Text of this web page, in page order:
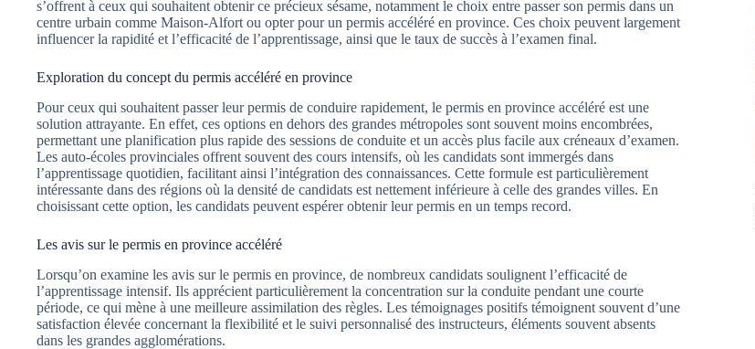
s’offrent à ceux qui souhaitent obtenir ce précieux sésame, notamment le choix entre passer son permis dans un
centre urbain comme Maison-Alfort ou opter pour un permis accéléré en province. Ces choix peuvent largement
influencer la rapidité et l’efficacité de l’apprentissage, ainsi que le taux de succès à l’examen final.
Exploration du concept du permis accéléré en province
Pour ceux qui souhaitent passer leur permis de conduire rapidement, le permis en province accéléré est une
solution attrayante. En effet, ces options en dehors des grandes métropoles sont souvent moins encombrées,
permettant une planification plus rapide des sessions de conduite et un accès plus facile aux créneaux d’examen.
Les auto-écoles provinciales offrent souvent des cours intensifs, où les candidats sont immergés dans
l’apprentissage quotidien, facilitant ainsi l’intégration des connaissances. Cette formule est particulièrement
intéressante dans des régions où la densité de candidats est nettement inférieure à celle des grandes villes. En
choisissant cette option, les candidats peuvent espérer obtenir leur permis en un temps record.
Les avis sur le permis en province accéléré
Lorsqu’on examine les avis sur le permis en province, de nombreux candidats soulignent l’efficacité de
l’apprentissage intensif. Ils apprécient particulièrement la concentration sur la conduite pendant une courte
période, ce qui mène à une meilleure assimilation des règles. Les témoignages positifs témoignent souvent d’une
satisfaction élevée concernant la flexibilité et le suivi personnalisé des instructeurs, éléments souvent absents
dans les grandes agglomérations.